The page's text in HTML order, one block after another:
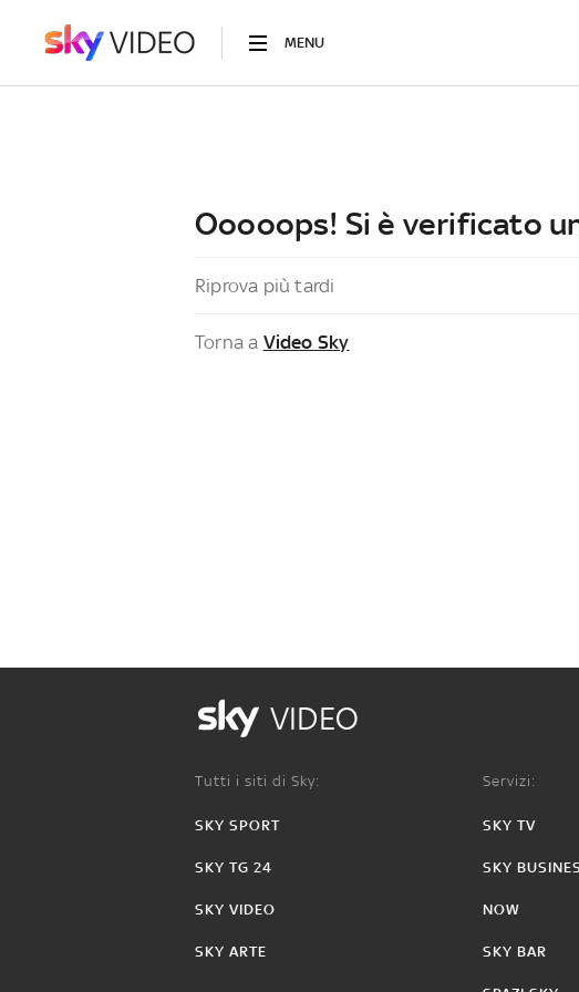
MENU
Ooooops! Si è verificato
Riprova più tardi
Torna a Video Sky
VIDEO
Tutti i siti di Sky:
SKY SPORT
SKY TG 24
SKY VIDEO
SKY ARTE
Servizi:
SKY TV
SKY
NOW
SKY BAR